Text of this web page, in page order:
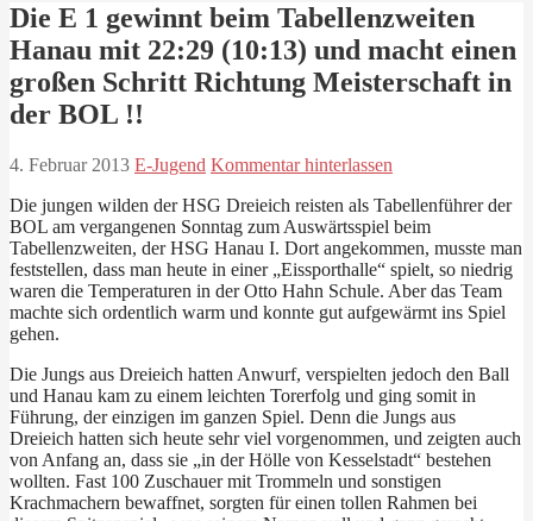
Die E 1 gewinnt beim Tabellenzweiten
Hanau mit 22:29 (10:13) und macht einen
großen Schritt Richtung Meisterschaft in
der BOL !!
4. Februar 2013 E-Jugend Kommentar hinterlassen
Die jungen wilden der HSG Dreieich reisten als Tabellenführer der
BOL am vergangenen Sonntag zum Auswärtsspiel beim
Tabellenzweiten, der HSG Hanau I. Dort angekommen, musste man
feststellen, dass man heute in einer „Eissporthalle“ spielt, so niedrig
waren die Temperaturen in der Otto Hahn Schule. Aber das Team
machte sich ordentlich warm und konnte gut aufgewärmt ins Spiel
gehen.
Die Jungs aus Dreieich hatten Anwurf, verspielten jedoch den Ball
und Hanau kam zu einem leichten Torerfolg und ging somit in
Führung, der einzigen im ganzen Spiel. Denn die Jungs aus
Dreieich hatten sich heute sehr viel vorgenommen, und zeigten auch
von Anfang an, dass sie „in der Hölle von Kesselstadt“ bestehen
wollten. Fast 100 Zuschauer mit Trommeln und sonstigen
Krachmachern bewaffnet, sorgten für einen tollen Rahmen bei